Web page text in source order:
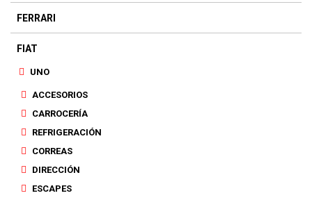
FERRARI
FIAT
UNO
ACCESORIOS
CARROCERÍA
REFRIGERACIÓN
CORREAS
DIRECCIÓN
ESCAPES